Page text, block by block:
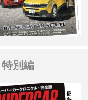
別編